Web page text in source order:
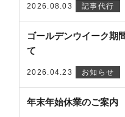
2026.08.03 記事代行
ゴールデンウイーク期
て
2026.04.23 お知らせ
年末年始休業のご案内